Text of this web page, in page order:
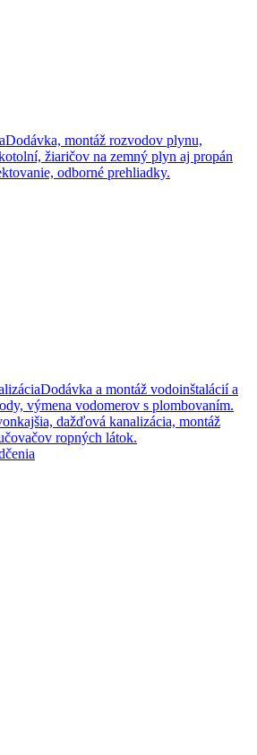
Dodávka, montáž rozvodov plynu,
žiaričov na zemný plyn aj propán
odborné prehliadky.
Dodávka a montáž vodoinštalácií a
výmena vodomerov s plombovaním.
dažďová kanalizácia, montáž
ropných látok.